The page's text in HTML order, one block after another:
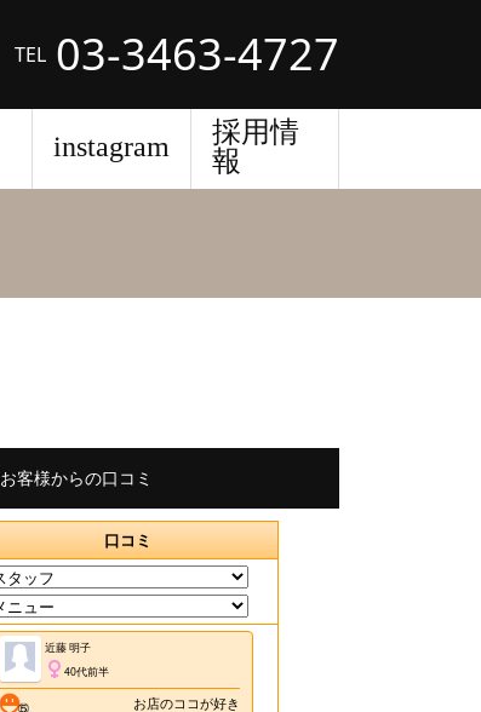
TEL 03-3463-4727
instagram
採用情
報
お客様からの口コミ